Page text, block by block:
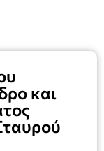
και